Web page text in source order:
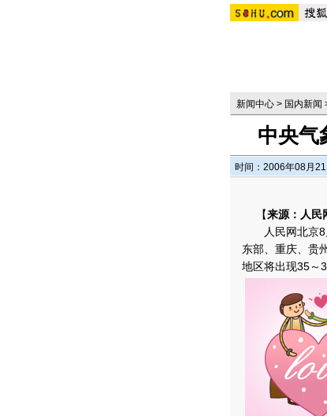
新闻中心 > 国内新闻
中央气
时间：2006年08月
【来源：人民
人民网北京8
东部、重庆、贵
地区将出现35～